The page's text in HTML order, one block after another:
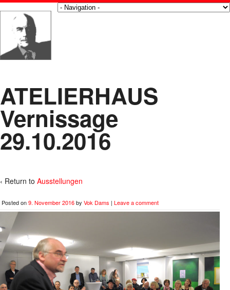
ATELIERHAUS
Vernissage
29.10.2016
‹ Return to Ausstellungen
Posted on9. November 2016by Vok Dams | Leave a comment